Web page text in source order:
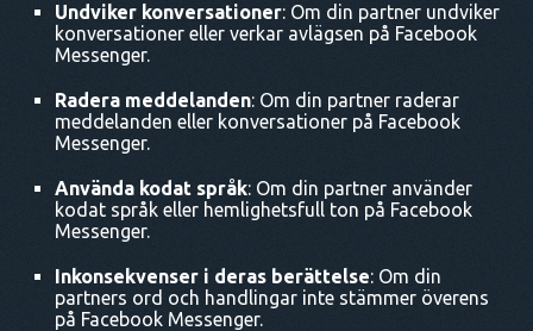
Undviker konversationer: Om din partner undviker
konversationer eller verkar avlägsen på Facebook
Messenger.
Radera meddelanden: Om din partner raderar
meddelanden eller konversationer på Facebook
Messenger.
Använda kodat språk: Om din partner använder
kodat språk eller hemlighetsfull ton på Facebook
Messenger.
Inkonsekvenser i deras berättelse: Om din
partners ord och handlingar inte stämmer överens
på Facebook Messenger.